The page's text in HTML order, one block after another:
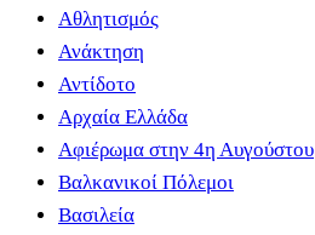
Αθλητισμός
Ανάκτηση
Αντίδοτο
Αρχαία Ελλάδα
Αφιέρωμα στην 4η Αυγούστου
Βαλκανικοί Πόλεμοι
Βασιλεία